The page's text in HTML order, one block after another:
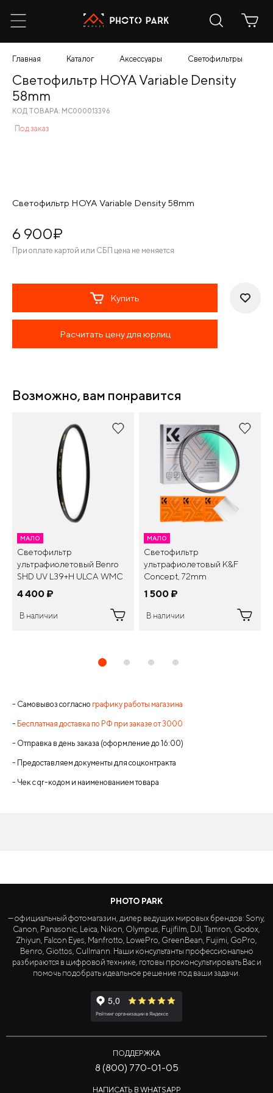
Главная Каталог Аксессуары Светофильтры
Светофильтр HOYA Variable Density 58mm
6 900¤
При оплате картой или СБП цена не меняется
Купить
Расчитать цену для юрлиц
Возможно, вам понравится
МАЛО
Светофильтр
ультрафиолетовый Benro
SHD UV L39+H ULCA WMC
Ø 67 мм
4 400 ¤
В наличии
МАЛО
Светофильтр
ультрафиолетовый K&F
Concept, 72mm
1 500 ¤
В наличии
- Самовывоз согласно графику работы магазина
- Бесплатная доставка по РФ при заказе от 3000
- Отправка в день заказа (оформление до 16:00)
- Предоставляем документы для соцконтракта
- Чек с qr-кодом и наименованием товара
Светофильтр HOYA Variable Density
58mm
КОД ТОВАРА: МС000013396
Под заказ
PHOTO PARK
— официальный фотомагазин, дилер ведущих мировых брендов: Sony,
Canon, Panasonic, Leica, Nikon, Olympus, Fujifilm, DJI, Tamron, Godox,
Zhiyun, Falcon Eyes, Manfrotto, LowePro, GreenBean, Fujimi, GoPro,
Benro, Giottos, Cullmann. Наши консультанты профессионально
разбираются в цифровой технике, готовы проконсультировать Вас и
помочь подобрать идеальное решение под ваши задачи.
ПОДДЕРЖКА
8 (800) 770-01-05
НАПИСАТЬ В WHATSAPP